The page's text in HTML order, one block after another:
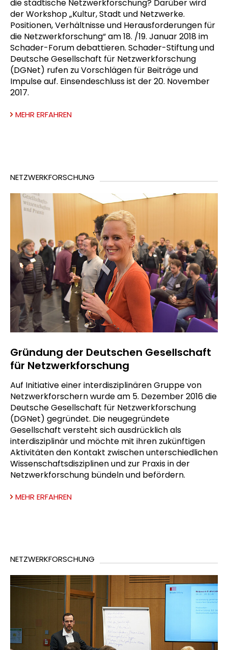
die städtische Netzwerkforschung? Darüber wird
der Workshop „Kultur, Stadt und Netzwerke.
Positionen, Verhältnisse und Herausforderungen für
die Netzwerkforschung“ am 18. /19. Januar 2018 im
Schader-Forum debattieren. Schader-Stiftung und
Deutsche Gesellschaft für Netzwerkforschung
(DGNet) rufen zu Vorschlägen für Beiträge und
Impulse auf. Einsendeschluss ist der 20. November
2017.
MEHR ERFAHREN
NETZWERKFORSCHUNG
Gründung der Deutschen Gesellschaft
für Netzwerkforschung
Auf Initiative einer interdisziplinären Gruppe von
Netzwerkforschern wurde am 5. Dezember 2016 die
Deutsche Gesellschaft für Netzwerkforschung
(DGNet) gegründet. Die neugegründete
Gesellschaft versteht sich ausdrücklich als
interdisziplinär und möchte mit ihren zukünftigen
Aktivitäten den Kontakt zwischen unterschiedlichen
Wissenschaftsdisziplinen und zur Praxis in der
Netzwerkforschung bündeln und befördern.
MEHR ERFAHREN
NETZWERKFORSCHUNG